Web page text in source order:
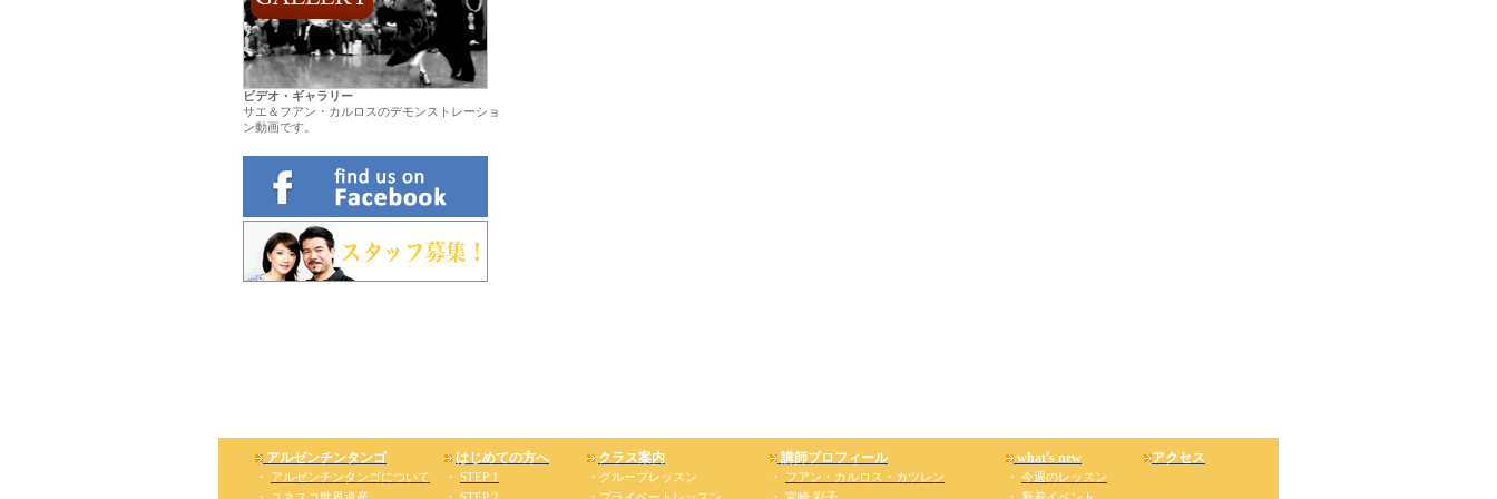
ビデオ・ギャラリー
サエ＆フアン・カルロスのデモンストレーショ
ン動画です。
Traditional Argentine Tango Dance School
アルゼンチンタンゴ はじめての方へ クラス案内 講師プロフィール what's new アクセス
・ アルゼンチンタンゴについて ・ STEP 1 ・グループレッスン ・ フアン・カルロス・カツレン ・ 今週のレッスン